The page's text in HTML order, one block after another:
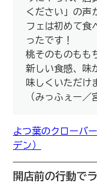
ください」の声
フェは初めて食
ったです！
桃そのものもも
新しい食感、味
味しくいただけ
（みっふぇー／
よつ葉のクローバー
デン）
開店前の行動で